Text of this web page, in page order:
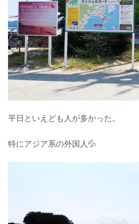
平日といえども人が多かった。
特にアジア系の外国人💦